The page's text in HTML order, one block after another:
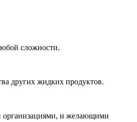
сложности.
других жидких продуктов.
организациями, и желающими